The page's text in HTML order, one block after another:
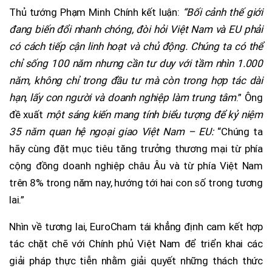
Thủ tướng Phạm Minh Chính kết luận: “Bối cảnh thế giới
đang biến đổi nhanh chóng, đòi hỏi Việt Nam và EU phải
có cách tiếp cận linh hoạt và chủ động. Chúng ta có thể
chỉ sống 100 năm nhưng cần tư duy với tầm nhìn 1.000
năm, không chỉ trong đầu tư mà còn trong hợp tác dài
hạn, lấy con người và doanh nghiệp làm trung tâm.” Ông
đề xuất một sáng kiến mang tính biểu tượng để kỷ niệm
35 năm quan hệ ngoại giao Việt Nam – EU: “Chúng ta
hãy cùng đặt mục tiêu tăng trưởng thương mại từ phía
cộng đồng doanh nghiệp châu Âu và từ phía Việt Nam
trên 8% trong năm nay, hướng tới hai con số trong tương
lai.”
Nhìn về tương lai, EuroCham tái khẳng định cam kết hợp
tác chặt chẽ với Chính phủ Việt Nam để triển khai các
giải pháp thực tiễn nhằm giải quyết những thách thức